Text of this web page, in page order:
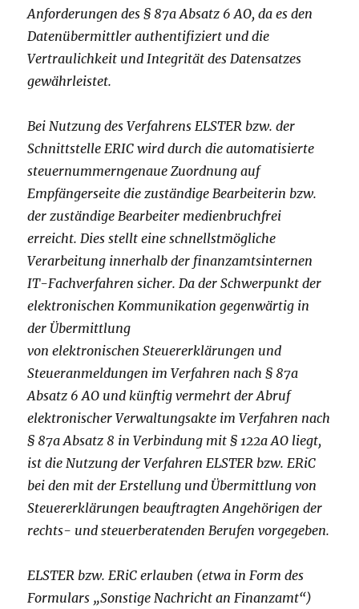
Anforderungen des § 87a Absatz 6 AO, da es den
Datenübermittler authentifiziert und die
Vertraulichkeit und Integrität des Datensatzes
gewährleistet.
Bei Nutzung des Verfahrens ELSTER bzw. der
Schnittstelle ERIC wird durch die automatisierte
steuernummerngenaue Zuordnung auf
Empfängerseite die zuständige Bearbeiterin bzw.
der zuständige Bearbeiter medienbruchfrei
erreicht. Dies stellt eine schnellstmögliche
Verarbeitung innerhalb der finanzamtsinternen
IT-Fachverfahren sicher. Da der Schwerpunkt der
elektronischen Kommunikation gegenwärtig in
der Übermittlung
von elektronischen Steuererklärungen und
Steueranmeldungen im Verfahren nach § 87a
Absatz 6 AO und künftig vermehrt der Abruf
elektronischer Verwaltungsakte im Verfahren nach
§ 87a Absatz 8 in Verbindung mit § 122a AO liegt,
ist die Nutzung der Verfahren ELSTER bzw. ERiC
bei den mit der Erstellung und Übermittlung von
Steuererklärungen beauftragten Angehörigen der
rechts- und steuerberatenden Berufen vorgegeben.
ELSTER bzw. ERiC erlauben (etwa in Form des
Formulars „Sonstige Nachricht an Finanzamt“)